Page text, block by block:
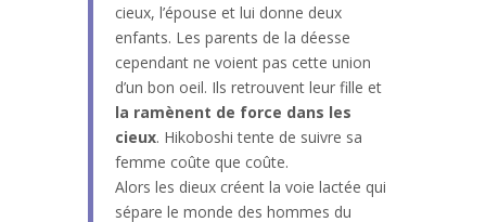
cieux, l’épouse et lui donne deux
enfants. Les parents de la déesse
cependant ne voient pas cette union
d’un bon oeil. Ils retrouvent leur fille et
la ramènent de force dans les
cieux. Hikoboshi tente de suivre sa
femme coûte que coûte.
Alors les dieux créent la voie lactée qui
sépare le monde des hommes du